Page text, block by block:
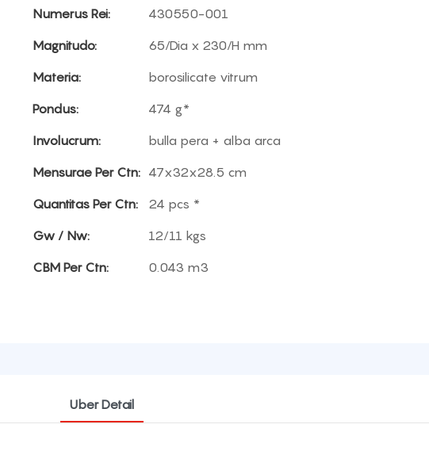
Numerus Rei:
430550-001
Magnitudo:
65/Dia x 230/H mm
Materia:
borosilicate vitrum
Pondus:
474 g*
Involucrum:
bulla pera + alba arca
Mensurae Per Ctn: 47x32x28.5 cm
Quantitas Per Ctn:
24 pcs *
Gw / Nw:
12/11 kgs
CBM Per Ctn:
0.043 m3
Uber Detail